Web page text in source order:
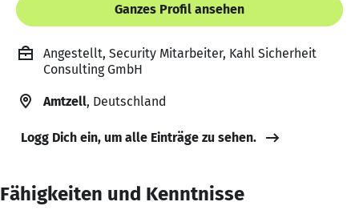
Ganzes Profil ansehen
Angestellt, Security Mitarbeiter, Kahl Sicherheit
Consulting GmbH
Amtzell, Deutschland
Logg Dich ein, um alle Einträge zu sehen.
Fähigkeiten und Kenntnisse